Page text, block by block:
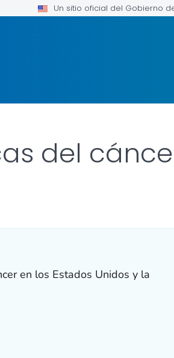
Un sitio oficial del Gobierno
del
en los Estados Unidos y la